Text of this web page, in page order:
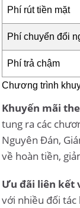
Phí rút tiền mặt
Phí chuyển đổi
Phí trả chậm
Chương trình
Khuyến mãi
tung ra các
Nguyên Đán,
về hoàn tiền,
Ưu đãi liên kết
với nhiều đối tác